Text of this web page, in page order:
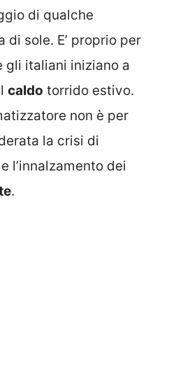
di qualche
di sole. E’ proprio per
gli italiani iniziano a
caldo torrido estivo.
non è per
la crisi di
l’innalzamento dei
.